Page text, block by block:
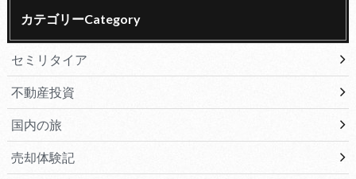
カテゴリーCategory
セミリタイア
不動産投資
国内の旅
売却体験記